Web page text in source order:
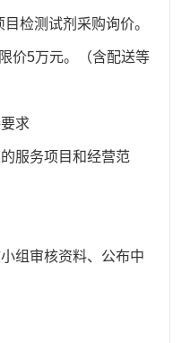
检测试剂采购询价。
价5万元。（含配送等
求
服务项目和经营范
组审核资料、公布中